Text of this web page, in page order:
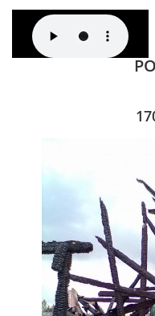
O NÁS
KDY, KDE A CO
HRY OD ROKU 1973
VIDEOZÁZNAMY Z HER